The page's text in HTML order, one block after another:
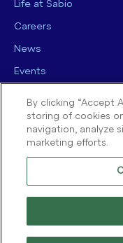
Life at Sabio
Careers
News
Events
© 2025 Sabio Group. All
By clicking “Accept
storing of cookies
navigation, analyze
marketing efforts.